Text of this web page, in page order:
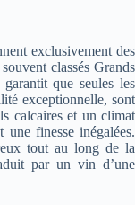
exclusivement des
classés Grands
que seules les
exceptionnelle, sont
calcaires et un climat
finesse inégalées.
tout au long de la
par un vin d’une